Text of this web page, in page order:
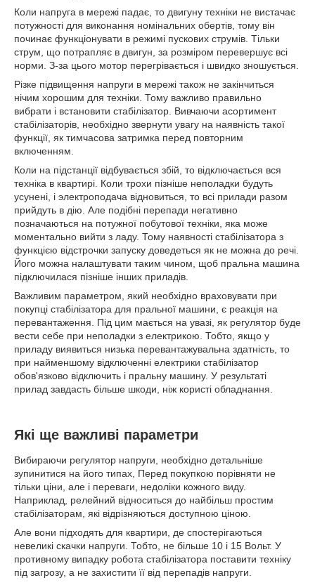
Коли напруга в мережі падає, то двигуну техніки не вистачає
потужності для виконання номінальних обертів, тому він
починає функціонувати в режимі пускових струмів. Тільки
струм, що потрапляє в двигун, за розміром перевершує всі
норми. З-за цього мотор перегрівається і швидко зношується.
Різке підвищення напруги в мережі також не закінчиться
нічим хорошим для техніки. Тому важливо правильно
вибрати і встановити стабілізатор. Вивчаючи асортимент
стабілізаторів, необхідно звернути увагу на наявність такої
функції, як тимчасова затримка перед повторним
включенням.
Коли на підстанції відбувається збій, то відключається вся
техніка в квартирі. Коли трохи пізніше неполадки будуть
усунені, і электроподача відновиться, то всі прилади разом
прийдуть в дію. Але подібні перепади негативно
позначаються на потужної побутової техніки, яка може
моментально вийти з ладу. Тому наявності стабілізатора з
функцією відстрочки запуску доведеться як не можна до речі.
Його можна налаштувати таким чином, щоб пральна машина
підключилася пізніше інших приладів.
Важливим параметром, який необхідно враховувати при
покупці стабілізатора для пральної машини, є реакція на
перевантаження. Під цим мається на увазі, як регулятор буде
вести себе при неполадки з електрикою. Тобто, якщо у
приладу виявиться низька перевантажувальна здатність, то
при найменшому відключенні електрики стабілізатор
обов'язково відключить і пральну машину. У результаті
прилад завдасть більше шкоди, ніж користі обладнання.
Які ще важливі параметри
Вибираючи регулятор напруги, необхідно детальніше
зупинитися на його типах, Перед покупкою порівняти не
тільки ціни, але і переваги, недоліки кожного виду.
Наприклад, релейний відноситься до найбільш простим
стабілізаторам, які відрізняються доступною ціною.
Але вони підходять для квартири, де спостерігаються
невеликі скачки напруги. Тобто, не більше 10 і 15 Вольт. У
противному випадку робота стабілізатора поставити техніку
під загрозу, а не захистити її від перепадів напруги.